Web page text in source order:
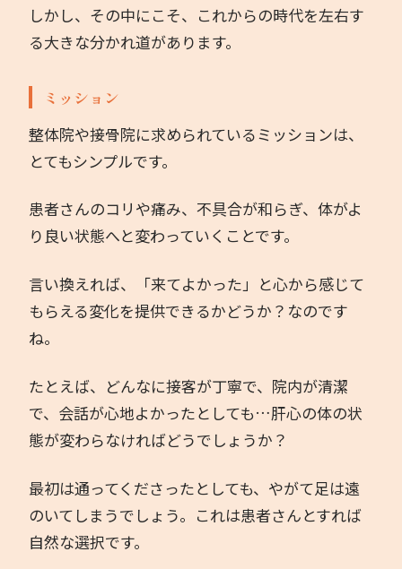
勉強会
お問い合わせ
しかし、その中にこそ、これからの時代を左右す
る大きな分かれ道があります。
ミッション
整体院や接骨院に求められているミッションは、
とてもシンプルです。
患者さんのコリや痛み、不具合が和らぎ、体がよ
り良い状態へと変わっていくことです。
言い換えれば、「来てよかった」と心から感じて
もらえる変化を提供できるかどうか？なのです
ね。
たとえば、どんなに接客が丁寧で、院内が清潔
で、会話が心地よかったとしても…肝心の体の状
態が変わらなければどうでしょうか？
最初は通ってくださったとしても、やがて足は遠
のいてしまうでしょう。これは患者さんとすれば
自然な選択です。